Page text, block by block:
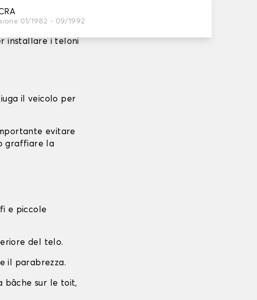
01/1982 - 09/1992
per
per interni,
installare i teloni
il veicolo per
evitare
graffiare la
e piccole
del telo.
il parabrezza.
bâche sur le toit,